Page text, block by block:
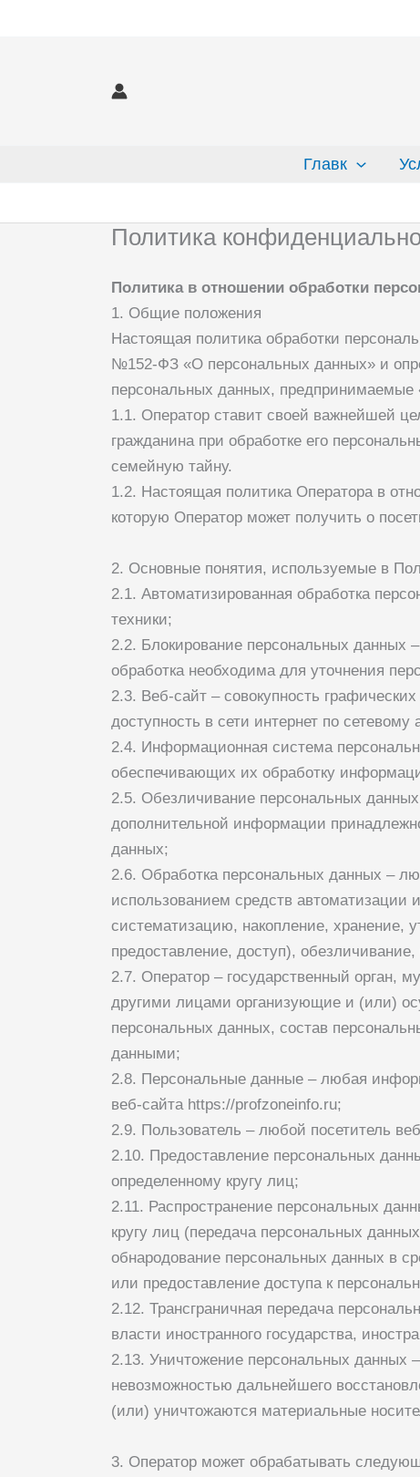
Главк
Политика
Политика в отношении обработки
1. Общие положения
Настоящая политика обработки
№152-ФЗ «О персональных данных» и
персональных данных, предпринимаемые
1.1. Оператор ставит своей важнейшей
гражданина при обработке его
семейную тайну.
1.2. Настоящая политика Оператора в
которую Оператор может получить о
2. Основные понятия, используемые в
2.1. Автоматизированная обработка
техники;
2.2. Блокирование персональных данных
обработка необходима для уточнения
2.3. Веб-сайт – совокупность
доступность в сети интернет по сетевому
2.4. Информационная система
обеспечивающих их обработку
2.5. Обезличивание персональных
дополнительной информации
данных;
2.6. Обработка персональных данных –
использованием средств автоматизации
систематизацию, накопление, хранение,
предоставление, доступ),
2.7. Оператор – государственный орган,
другими лицами организующие и (или)
персональных данных, состав
данными;
2.8. Персональные данные – любая
веб-сайта https://profzoneinfo.ru;
2.9. Пользователь – любой посетитель
2.10. Предоставление персональных
определенному кругу лиц;
2.11. Распространение персональных
кругу лиц (передача персональных
обнародование персональных данных в
или предоставление доступа к
2.12. Трансграничная передача
власти иностранного государства,
2.13. Уничтожение персональных данных
невозможностью дальнейшего
(или) уничтожаются материальные
3. Оператор может обрабатывать